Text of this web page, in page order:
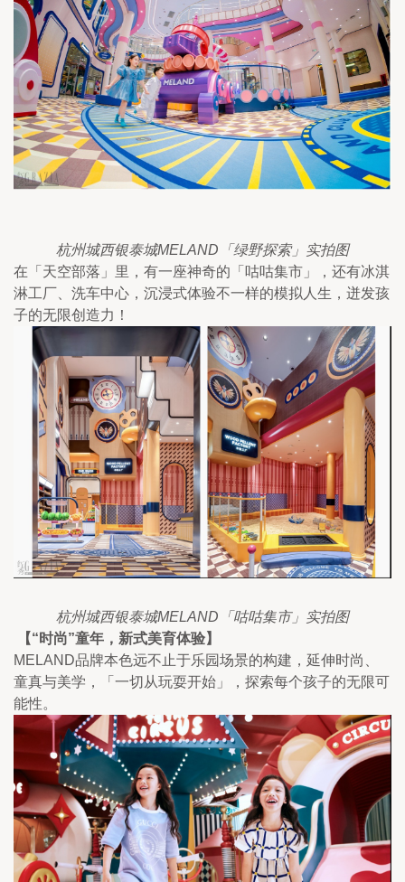
杭州城西银泰城MELAND「绿野探索」实拍图
在「天空部落」里，有一座神奇的「咕咕集市」，还有冰淇
淋工厂、洗车中心，沉浸式体验不一样的模拟人生，迸发孩
子的无限创造力！
杭州城西银泰城MELAND「咕咕集市」实拍图
【“时尚”童年，新式美育体验】
MELAND品牌本色远不止于乐园场景的构建，延伸时尚、
童真与美学，「一切从玩耍开始」，探索每个孩子的无限可
能性。